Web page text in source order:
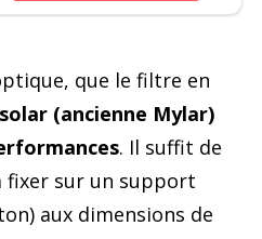
que le filtre en
(ancienne Mylar)
. Il suffit de
fixer sur un support
aux dimensions de